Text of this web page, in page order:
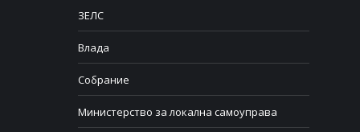
ЗЕЛС
Влада
Собрание
Министерство за локална самоуправа